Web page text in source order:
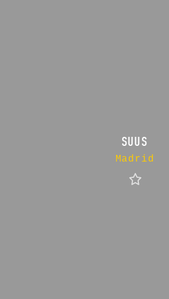
SUUS
Madrid